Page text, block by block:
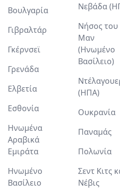
Βουλγαρία
Γιβραλτάρ
Γκέρνσεϊ
Γρενάδα
Ελβετία
Εσθονία
Ηνωμένα
Αραβικά
Εμιράτα
Ηνωμένο
Βασίλειο
Νεβάδα
Νήσος του
Μαν
(Ηνωμένο
Βασίλειο)
(ΗΠΑ)
Ουκρανία
Παναμάς
Πολωνία
Σεντ Κιτς
Νέβις